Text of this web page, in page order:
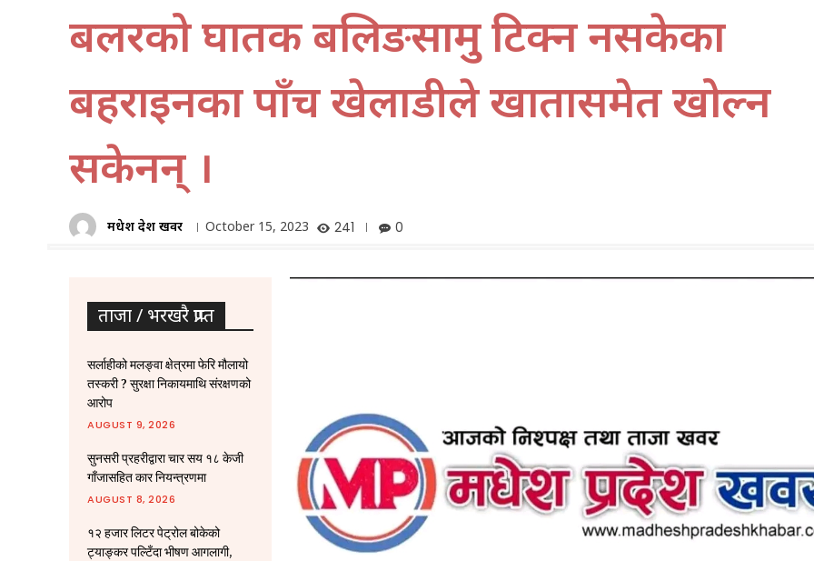
बलरको घातक बलिङसामु टिक्न नसकेका
बहराइनका पाँच खेलाडीले खातासमेत खोल्न
सकेनन् ।
मधेश प्रदेश खवर October 15, 2023 241 0
ताजा / भरखरै प्राप्त
सर्लाहीको मलङ्वा क्षेत्रमा फेरि मौलायो
तस्करी ? सुरक्षा निकायमाथि संरक्षणको
आरोप
AUGUST 9, 2026
सुनसरी प्रहरीद्वारा चार सय १८ केजी
गाँजासहित कार नियन्त्रणमा
AUGUST 8, 2026
१२ हजार लिटर पेट्रोल बोकेको
ट्याङ्कर पल्टिँदा भीषण आगलागी,